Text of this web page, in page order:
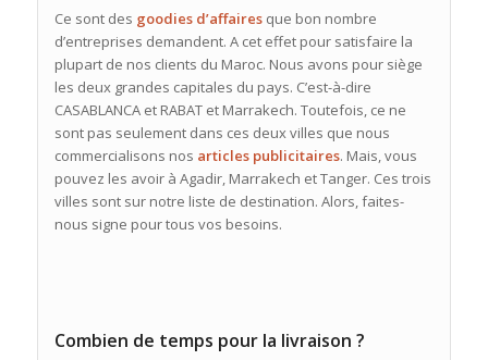
Ce sont des goodies d’affairesque bon nombre
d’entreprises demandent. A cet effet pour satisfaire la
plupart de nos clients du Maroc. Nous avons pour siège
les deux grandes capitales du pays. C’est-à-dire
CASABLANCA et RABAT et Marrakech. Toutefois, ce ne
sont pas seulement dans ces deux villes que nous
commercialisons nos articles publicitaires. Mais, vous
pouvez les avoir à Agadir, Marrakech et Tanger. Ces trois
villes sont sur notre liste de destination. Alors, faites-
nous signe pour tous vos besoins.
Combien de temps pour la livraison ?